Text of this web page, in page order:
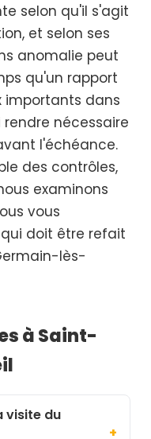
selon qu'il s'agit
et selon ses
anomalie peut
qu'un rapport
importants dans
nécessaire
l'échéance.
des contrôles,
examinons
vous
doit être refait
lès-
à Saint-
visite du